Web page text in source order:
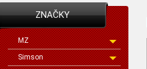
ZNAČKY
MZ
Simson